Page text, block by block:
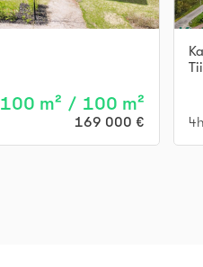
100 m² / 100 m²
169 000 €